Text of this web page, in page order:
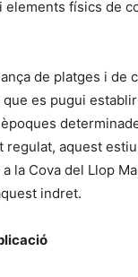
elements físics de
de platges i de
es pugui establir
regulat, aquest estiu
la Cova del Llop
indret.